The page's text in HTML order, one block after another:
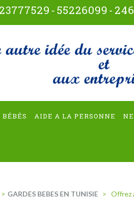
23777529 - 55226099 -
multiservices
BÉBÉS AIDE A LA PERSONNE
> GARDES BEBES EN TUNISIE > Offrez